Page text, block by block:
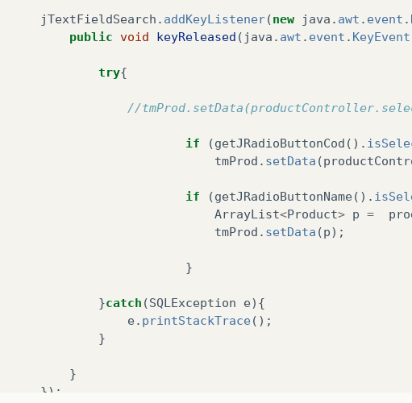
jTextFieldSearch . addKeyListener(new java . awt . event .
public void keyReleased ( java . awt . event . KeyEvent
try{
//
if (getJRadioButtonCod ().
tmProd . setData (
if (getJRadioButtonName().
ArrayList<Product> p =
tmProd . setData (p);
}
}catch (SQLException e){
e. printStackTrace();
}
}
});